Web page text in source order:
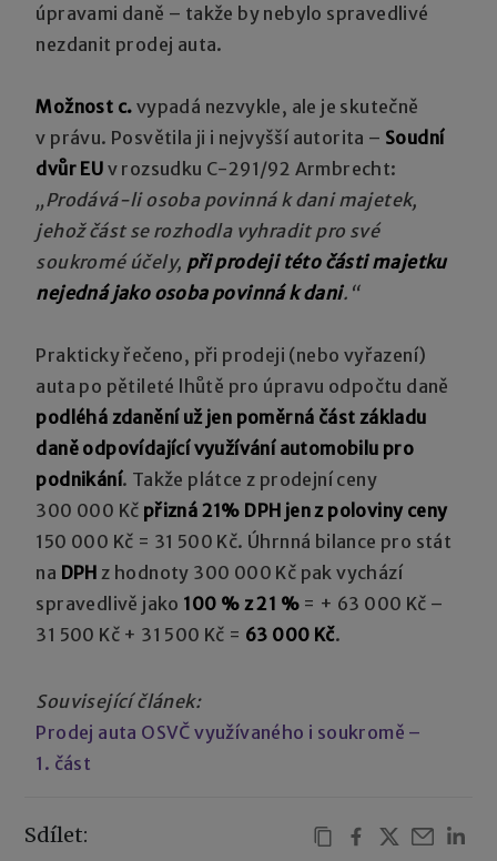
úpravami daně – takže by nebylo spravedlivé
nezdanit prodej auta.
Možnost c. vypadá nezvykle, ale je skutečně
v právu. Posvětila ji i nejvyšší autorita – Soudní
dvůr EU v rozsudku C-291/92 Armbrecht:
„Prodává-li osoba povinná k dani majetek,
jehož část se rozhodla vyhradit pro své
soukromé účely, při prodeji této části majetku
nejedná jako osoba povinná k dani.“
Prakticky řečeno, při prodeji (nebo vyřazení)
auta po pětileté lhůtě pro úpravu odpočtu daně
podléhá zdanění už jen poměrná část základu
daně odpovídající využívání automobilu pro
podnikání. Takže plátce z prodejní ceny
300 000 Kč přizná 21% DPH jen z poloviny ceny
150 000 Kč = 31 500 Kč. Úhrnná bilance pro stát
na DPH z hodnoty 300 000 Kč pak vychází
spravedlivě jako 100 % z 21 % = + 63 000 Kč –
31 500 Kč + 31 500 Kč = 63 000 Kč.
Související článek:
Prodej auta OSVČ využívaného i soukromě –
1. část
Sdílet: